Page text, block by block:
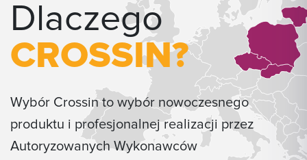
Dlaczego
CROSSIN?
Wybór Crossin to wybór nowoczesnego
produktu i profesjonalnej realizacji przez
Autoryzowanych Wykonawców